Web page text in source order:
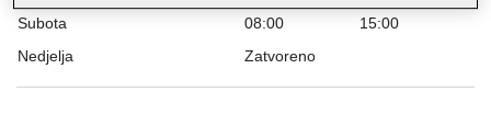
Subota
08:00
15:00
Nedjelja
Zatvoreno